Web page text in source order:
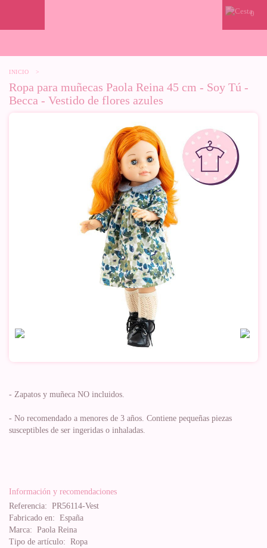
0
INICIO >
Ropa para muñecas Paola Reina 45 cm - Soy Tú -
Becca - Vestido de flores azules
- Zapatos y muñeca NO incluidos.
- No recomendado a menores de 3 años. Contiene pequeñas piezas
susceptibles de ser ingeridas o inhaladas.
Información y recomendaciones
Referencia: PR56114-Vest
Fabricado en: España
Marca: Paola Reina
Tipo de artículo: Ropa